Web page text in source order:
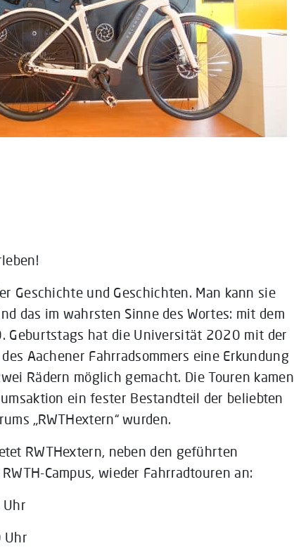
Geschichte und Geschichten. Man kann sie
das im wahrsten Sinne des Wortes: mit dem
Geburtstags hat die Universität 2020 mit der
des Aachener Fahrradsommers eine Erkundung
Rädern möglich gemacht. Die Touren kamen
ein fester Bestandteil der beliebten
„RWTHextern“ wurden.
RWTHextern, neben den geführten
Campus, wieder Fahrradtouren an:
Uhr